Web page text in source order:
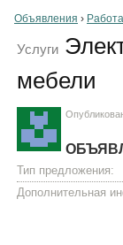
Объявления › Работа
Услуги
мебели
Тип предложения:
Дополнительная